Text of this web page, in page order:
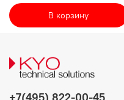
В корзину
+7(495) 822-00-45